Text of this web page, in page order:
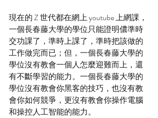
現在的 Z 世代都在網上 youtube 上網課，
一個長春藤大學的學位只能證明儂準時
交功課了，準時上課了，準時把該做的
工作做完而已；但，一個長春藤大學的
學位沒有教會一個人怎麼迎難而上，還
有不斷學習的能力。一個長春藤大學的
學位沒有教會你黑客的技巧，也沒有教
會你如何競爭，更沒有教會你操作電腦
和操控人工智能的能力。